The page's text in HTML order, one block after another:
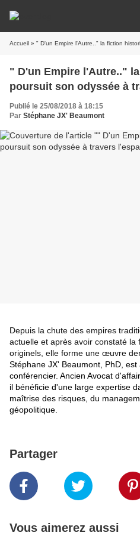
Accueil » " D'un Empire l'Autre.." la fiction historique
" D'un Empire l'Autre.."
poursuit son odyssée à
Publié le 25/08/2018 à 18:15
Par Stéphane JX' Beaumont
Depuis la chute des empires
actuelle et après avoir constaté la
originels, elle forme une œuvre
Stéphane JX' Beaumont, PhD,
conférencier. Ancien Avocat
il bénéficie d'une large expertise
maîtrise des risques, du
géopolitique.
Partager
Vous aimerez aussi